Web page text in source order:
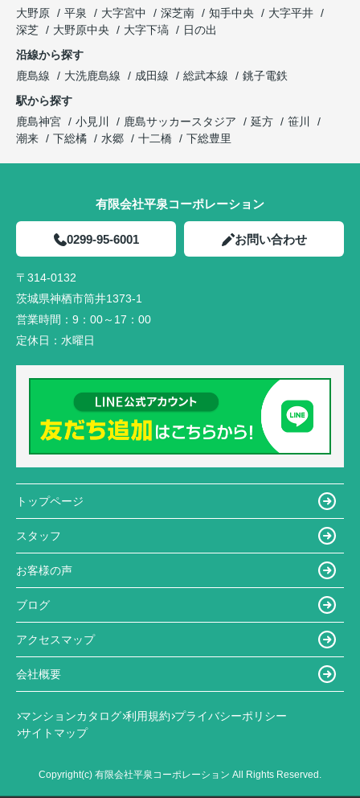
大野原
平泉 大字宮中 深芝南 知手中央
大字平井
深芝
大野原中央 大字下塙
日の出
沿線から探す
鹿島線
大洗鹿島線 成田線 総武本線
銚子電鉄
駅から探す
鹿島神宮
小見川 鹿島サッカースタジア 延方
笹川
潮来
下総橘 水郷 十二橋 下総豊里
有限会社平泉コーポレーション
0299-95-6001 お問い合わせ
〒314-0132
茨城県神栖市筒井1373-1
営業時間： 9：00～17：00
定休日： 水曜日
トップページ
スタッフ
お客様の声
ブログ
アクセスマップ
会社概要
マンションカタログ 利用規約 プライバシーポリシー
サイトマップ
Copyright(c) 有限会社平泉コーポレーション All Rights Reserved.